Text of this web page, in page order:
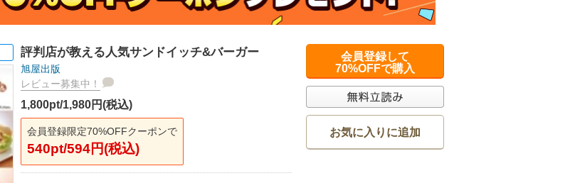
評判店が教える人気サンドイッチ&バーガー
旭屋出版
レビュー募集中！
1,800pt/1,980円(税込)
会員登録限定70%OFFクーポンで
540pt/594円(税込)
会員登録して
70%OFFで購入
お気に入りに追加